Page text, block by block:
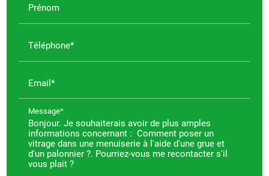
Prénom
Téléphone*
Email*
Message*